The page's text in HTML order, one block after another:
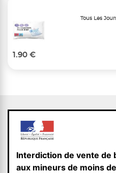
Tous Les
1.90 €
Interdiction de vente de
aux mineurs de moins